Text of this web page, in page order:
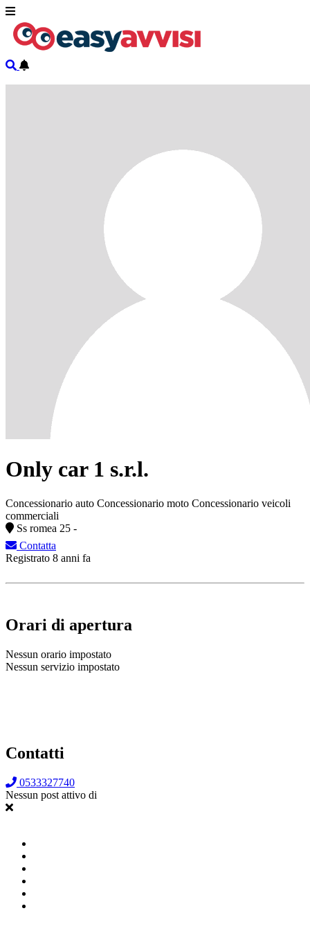
Only car 1 s.r.l.
Concessionario auto Concessionario moto Concessionario veicoli
commerciali
Ss romea 25 -
Contatta
Registrato 8 anni fa
Orari di apertura
Nessun orario impostato
Nessun servizio impostato
Contatti
0533327740
Nessun post attivo di